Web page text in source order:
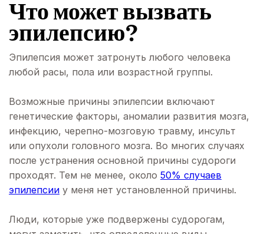
Что может вызвать
эпилепсию?
Эпилепсия может затронуть любого человека
любой расы, пола или возрастной группы.
Возможные причины эпилепсии включают
генетические факторы, аномалии развития мозга,
инфекцию, черепно-мозговую травму, инсульт
или опухоли головного мозга. Во многих случаях
после устранения основной причины судороги
проходят. Тем не менее, около 50% случаев
эпилепсии у меня нет установленной причины.
Люди, которые уже подвержены судорогам,